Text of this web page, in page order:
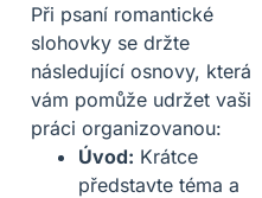
Při psaní romantické
slohovky se držte
následující osnovy, která
vám pomůže udržet vaši
práci organizovanou:
Úvod: Krátce
představte téma a